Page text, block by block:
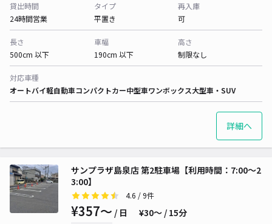
貸出時間
24時間営業
タイプ
平置き
再入庫
可
長さ
500cm 以下
車幅
190cm 以下
高さ
制限なし
対応車種
オートバイ軽自動車コンパクトカー中型車ワンボックス大型車・SUV
詳細へ
サンプラザ島泉店 第2駐車場【利用時間：7:00～2
3:00】
4.6 / 9件
¥357〜 / 日 ¥30〜 / 15分